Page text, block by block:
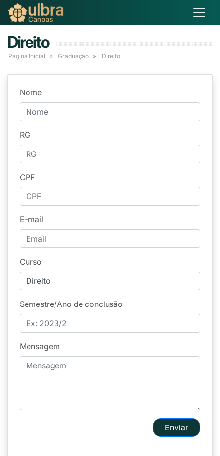
Direito
Página Inicial Graduação Direito
Nome
RG
CPF
E-mail
Curso
Semestre/Ano de conclusão
Mensagem
Enviar